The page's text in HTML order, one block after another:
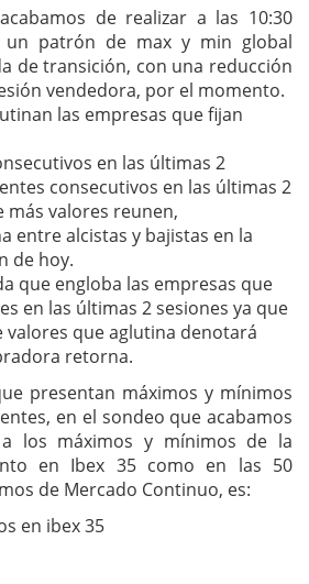
de realizar a las 10:30
un patrón de max y min global
de transición, con una reducción
vendedora, por el momento.
las empresas que fijan
en las últimas 2
consecutivos en las últimas 2
más valores reunen,
entre alcistas y bajistas en la
de hoy.
que engloba las empresas que
en las últimas 2 sesiones ya que
valores que aglutina denotará
retorna.
presentan máximos y mínimos
en el sondeo que acabamos
los máximos y mínimos de la
en Ibex 35 como en las 50
de Mercado Continuo, es: